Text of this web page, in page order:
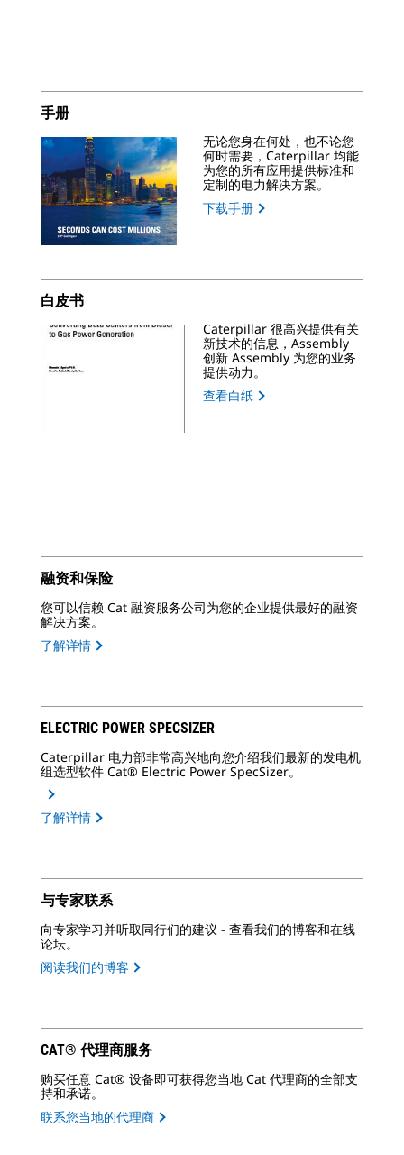
手册
无论您身在何处，也不论您
何时需要，Caterpillar 均能
为您的所有应用提供标准和
定制的电力解决方案。
下载手册
白皮书
Caterpillar 很高兴提供有关
新技术的信息，Assembly
创新 Assembly 为您的业务
提供动力。
查看白纸
融资和保险
您可以信赖 Cat 融资服务公司为您的企业提供最好的融资
解决方案。
了解详情
ELECTRIC POWER SPECSIZER
Caterpillar 电力部非常高兴地向您介绍我们最新的发电机
组选型软件 Cat® Electric Power SpecSizer。
了解详情
与专家联系
向专家学习并听取同行们的建议 - 查看我们的博客和在线
论坛。
阅读我们的博客
CAT® 代理商服务
购买任意 Cat® 设备即可获得您当地 Cat 代理商的全部支
持和承诺。
联系您当地的代理商